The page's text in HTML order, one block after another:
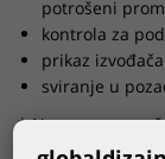
potrošeni
kontrola za
prikaz
sviranje u
* Napomena :
funkcionalnost